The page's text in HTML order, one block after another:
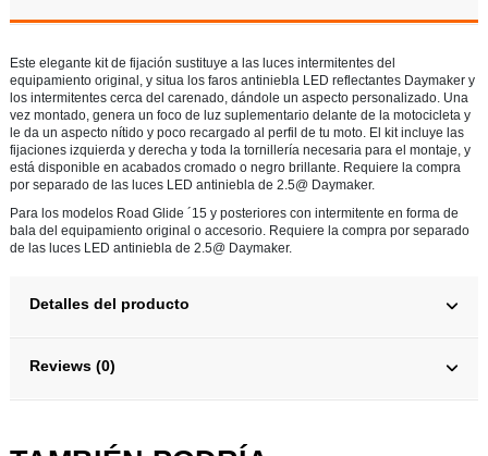
Este elegante kit de fijación sustituye a las luces intermitentes del
equipamiento original, y situa los faros antiniebla LED reflectantes Daymaker y
los intermitentes cerca del carenado, dándole un aspecto personalizado. Una
vez montado, genera un foco de luz suplementario delante de la motocicleta y
le da un aspecto nítido y poco recargado al perfil de tu moto. El kit incluye las
fijaciones izquierda y derecha y toda la tornillería necesaria para el montaje, y
está disponible en acabados cromado o negro brillante. Requiere la compra
por separado de las luces LED antiniebla de 2.5@ Daymaker.
Para los modelos Road Glide ´15 y posteriores con intermitente en forma de
bala del equipamiento original o accesorio. Requiere la compra por separado
de las luces LED antiniebla de 2.5@ Daymaker.
Detalles del producto
Reviews (0)